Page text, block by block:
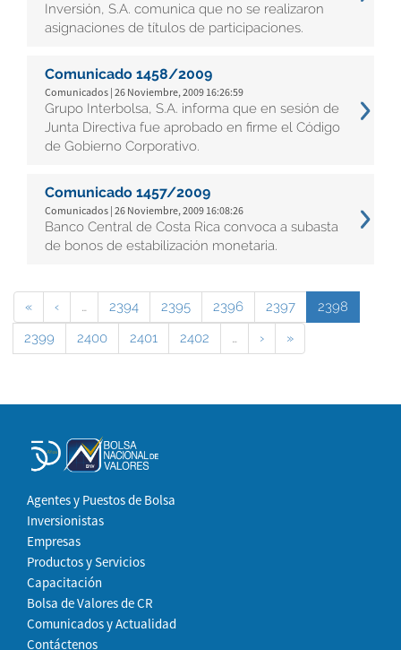
Inversión, S.A. comunica que no se realizaron
asignaciones de títulos de participaciones.
Comunicado 1458/2009
Comunicados | 26 Noviembre, 2009 16:26:59
Grupo Interbolsa, S.A. informa que en sesión de
Junta Directiva fue aprobado en firme el Código
de Gobierno Corporativo.
Comunicado 1457/2009
Comunicados | 26 Noviembre, 2009 16:08:26
Banco Central de Costa Rica convoca a subasta
de bonos de estabilización monetaria.
« ‹ … 2394 2395 2396 2397
2398
2399
2400 2401 2402 … › »
Agentes y Puestos de Bolsa
Inversionistas
Empresas
Productos y Servicios
Capacitación
Bolsa de Valores de CR
Comunicados y Actualidad
Contáctenos